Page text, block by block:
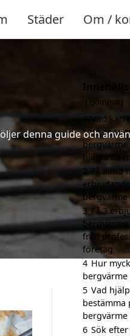
Städer Om /
denna guide och
gömma
1 Vad kan
som är
hjälpa till
2 Få alltid
3 Få 3
från
företag
4 Hur
5 Vad
bestämma
6 Sök efter